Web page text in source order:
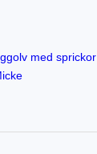
med sprickor